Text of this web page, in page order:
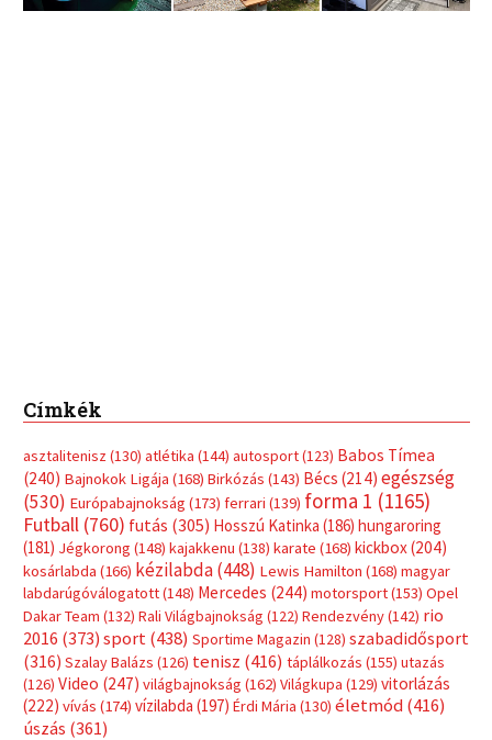
Címkék
asztalitenisz (130) atlétika (144) autosport(123) Babos Tímea
(240) Bajnokok Ligája (168) Birkózás (143) Bécs (214) egészség
(530) Európabajnokság (173) ferrari (139) forma 1 (1165)
Futball (760) futás (305) Hosszú Katinka (186) hungaroring
(181) Jégkorong (148) kajakkenu (138) karate (168) kickbox(204)
kosárlabda (166) kézilabda(448) Lewis Hamilton (168) magyar
labdarúgóválogatott(148) Mercedes (244) motorsport(153) Opel
Dakar Team (132) Rali Világbajnokság (122) Rendezvény(142) rio
2016 (373) sport(438) Sportime Magazin (128) szabadidősport
(316) Szalay Balázs (126) tenisz (416) táplálkozás (155) utazás
(126) Video (247) világbajnokság (162) Világkupa (129) vitorlázás
(222) vívás (174) vízilabda (197) Érdi Mária (130) életmód(416)
úszás (361)